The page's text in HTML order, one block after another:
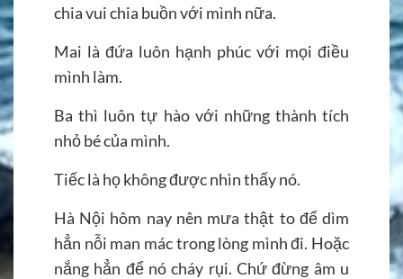
chia vui chia buồn với mình nữa.
Mai là đứa luôn hạnh phúc với mọi điều
mình làm.
Ba thì luôn tự hào với những thành tích
nhỏ bé của mình.
Tiếc là họ không được nhìn thấy nó.
Hà Nội hôm nay nên mưa thật to để dìm
hẳn nỗi man mác trong lòng mình đi. Hoặc
nắng hẳn để nó cháy rụi. Chứ đừng âm u